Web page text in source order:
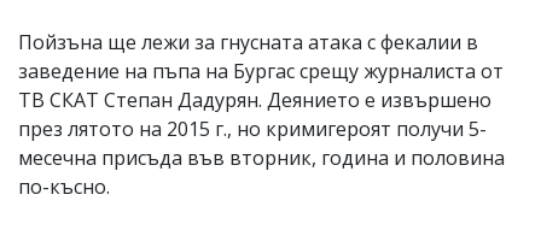
Пойзъна ще лежи за гнусната атака с фекалии в
заведение на пъпа на Бургас срещу журналиста от
ТВ СКАТ Степан Дадурян. Деянието е извършено
през лятото на 2015 г., но кримигероят получи 5-
месечна присъда във вторник, година и половина
по-късно.